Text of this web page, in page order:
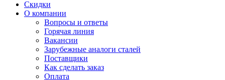
Скидки
О компании
Вопросы и ответы
Горячая линия
Вакансии
Зарубежные аналоги сталей
Поставщики
Как сделать заказ
Оплата